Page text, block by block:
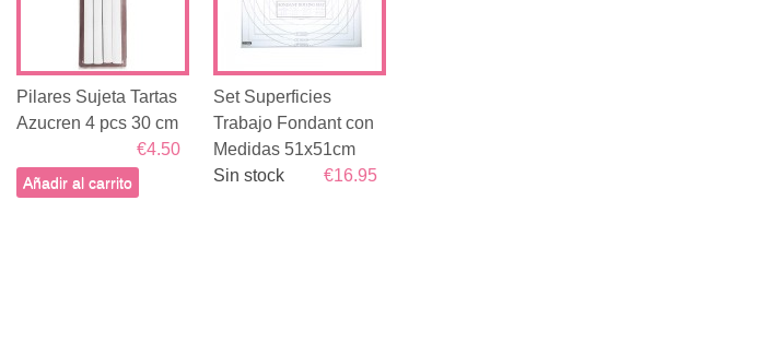
Pilares Sujeta Tartas
Azucren 4 pcs 30 cm
€4.50
Añadir al carrito
Set Superficies
Trabajo Fondant con
Medidas 51x51cm
€16.95
Sin stock